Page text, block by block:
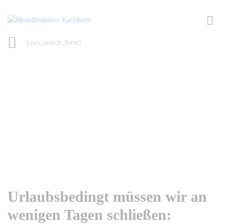
[aws_search_form]
Urlaubsbedingt müssen wir an
wenigen Tagen schließen: